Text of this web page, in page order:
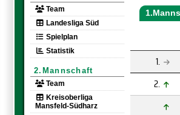
Team
Landesliga Süd
Spielplan
Statistik
2.Mannschaft
Team
Kreisoberliga
Mansfeld-Südharz
1.
2.